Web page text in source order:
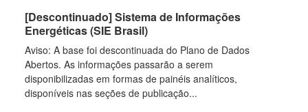
[Descontinuado] Sistema de Informações
Energéticas (SIE Brasil)
Aviso: A base foi descontinuada do Plano de Dados
Abertos. As informações passarão a serem
disponibilizadas em formas de painéis analíticos,
disponíveis nas seções de publicação...